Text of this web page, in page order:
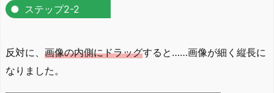
ステップ2-2
反対に、 画像の内側にドラッグすると……画像が細く縦長に
なりました。